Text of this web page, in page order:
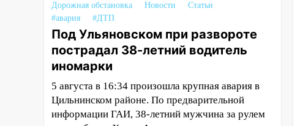
освещение
16:35 В Ульяновске установили
ещё девять бункеров для
крупногабаритного мусора
16:26
В Ульяновске бесплатно
покажут матч «Волги» под
открытым небом
Дорожная обстановка Новости
Статьи
#авария
#ДТП
Под Ульяновском при развороте
пострадал 38-летний водитель
иномарки
5 августа в 16:34 произошла крупная авария в
Цильнинском районе. По предварительной
информации ГАИ, 38-летний мужчина за рулем